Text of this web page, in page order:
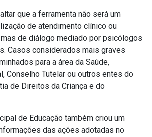
que a ferramenta não será um
de atendimento clínico ou
de diálogo mediado por psicólogos
Casos considerados mais graves
para a área da Saúde,
Conselho Tutelar ou outros entes do
de Direitos da Criança e do
de Educação também criou um
das ações adotadas no